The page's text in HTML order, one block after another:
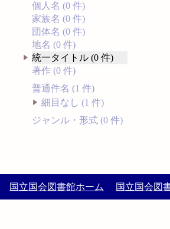
個人名 (0 件)
家族名 (0 件)
団体名 (0 件)
地名 (0 件)
統一タイトル (0 件)
著作 (0 件)
普通件名 (1 件)
細目なし (1 件)
ジャンル・形式 (0 件)
国立国会図書館ホーム 国立国会図